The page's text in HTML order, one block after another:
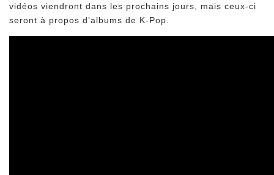
vidéos viendront dans les prochains jours, mais ceux-ci
seront à propos d’albums de K-Pop.